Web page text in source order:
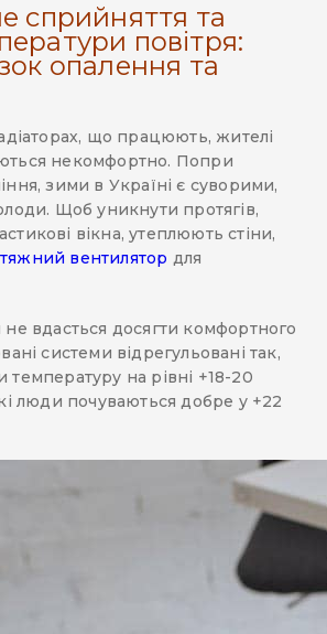
сприйняття та
повітря:
опалення та
що працюють, жителі
некомфортно. Попри
зими в Україні є суворими,
Щоб уникнути протягів,
вікна, утеплюють стіни,
вентилятор для
вдасться досягти комфортного
системи відрегульовані так,
температуру на рівні +18-20
люди почуваються добре у +22